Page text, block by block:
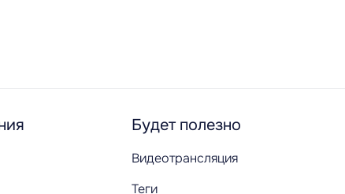
Будет полезно
Видеотрансляция
Теги